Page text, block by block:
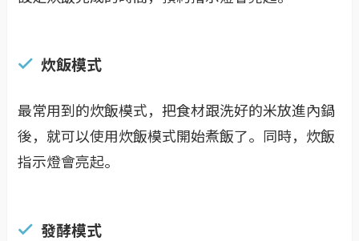
炊飯模式
最常用到的炊飯模式，把食材跟洗好的米放進內鍋
後，就可以使用炊飯模式開始煮飯了。同時，炊飯
指示燈會亮起。
發酵模式